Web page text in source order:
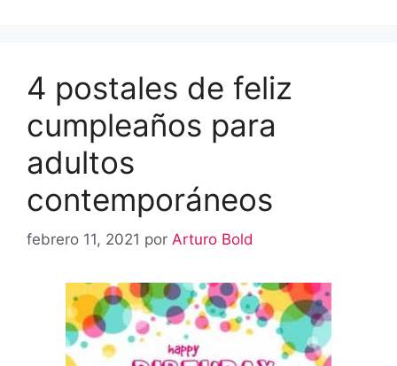
4 postales de feliz
cumpleaños para
adultos
contemporáneos
febrero 11, 2021 por Arturo Bold